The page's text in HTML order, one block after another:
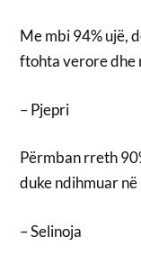
Me mbi 94% ujë,
ftohta verore dhe
– Pjepri
Përmban rreth
duke ndihmuar
– Selinoja